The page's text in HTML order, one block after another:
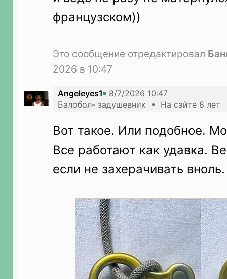
французском))
Это сообщение отредактировал
2026 в 10:47
Angeleyes1
Балобол- задушевник • На сайте 8 лет
Вот такое. Или подобное.
Все работают как удавка.
если не захерачивать вноль.